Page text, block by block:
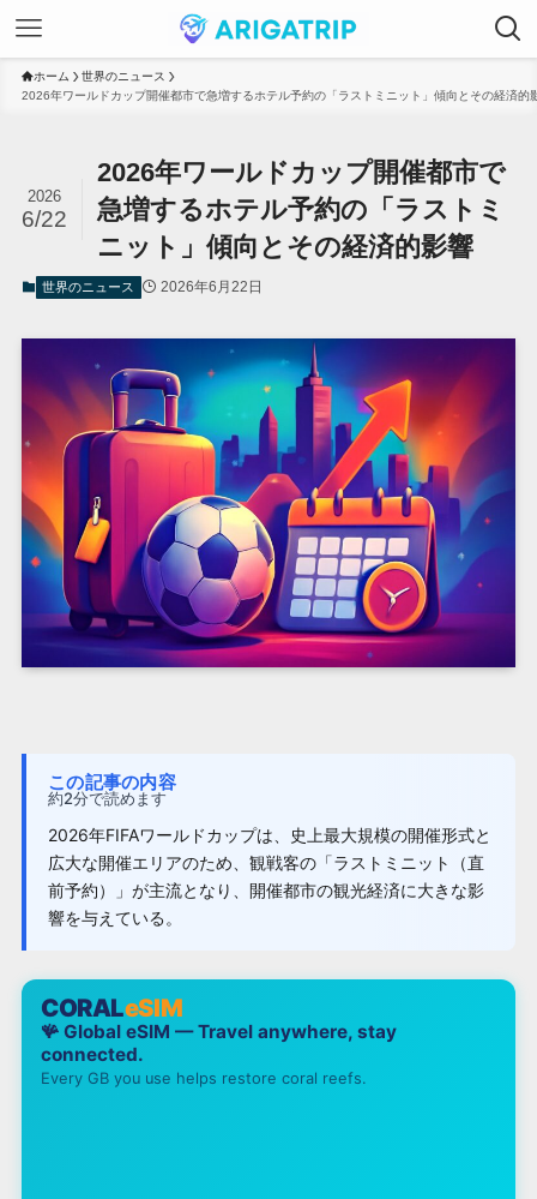
ホーム
世界のニュース
2026年ワールドカップ開催都市で急増するホテル予約の「ラストミニット」傾向とその経済的
2026年ワールドカップ開催都市で
急増するホテル予約の「ラストミ
ニット」傾向とその経済的影響
2026
6/22
世界のニュース 2026年6月22日
この記事の内容
約2分で読めます
2026年FIFAワールドカップは、史上最大規模の開催形式と
広大な開催エリアのため、観戦客の「ラストミニット（直
前予約）」が主流となり、開催都市の観光経済に大きな影
響を与えている。
CORALeSIM
🪸 Global eSIM — Travel anywhere, stay
connected.
Every GB you use helps restore coral reefs.